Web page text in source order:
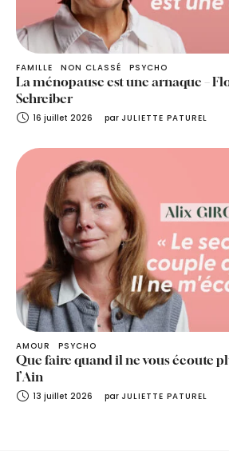
FAMILLE NON CLASSÉ PSYCHO
La ménopause est une arnaque –
Schreiber
16 juillet 2026 par JULIETTE PATUREL
AMOUR PSYCHO
Que faire quand il ne vous écoute
l’Ain
13 juillet 2026 par JULIETTE PATUREL